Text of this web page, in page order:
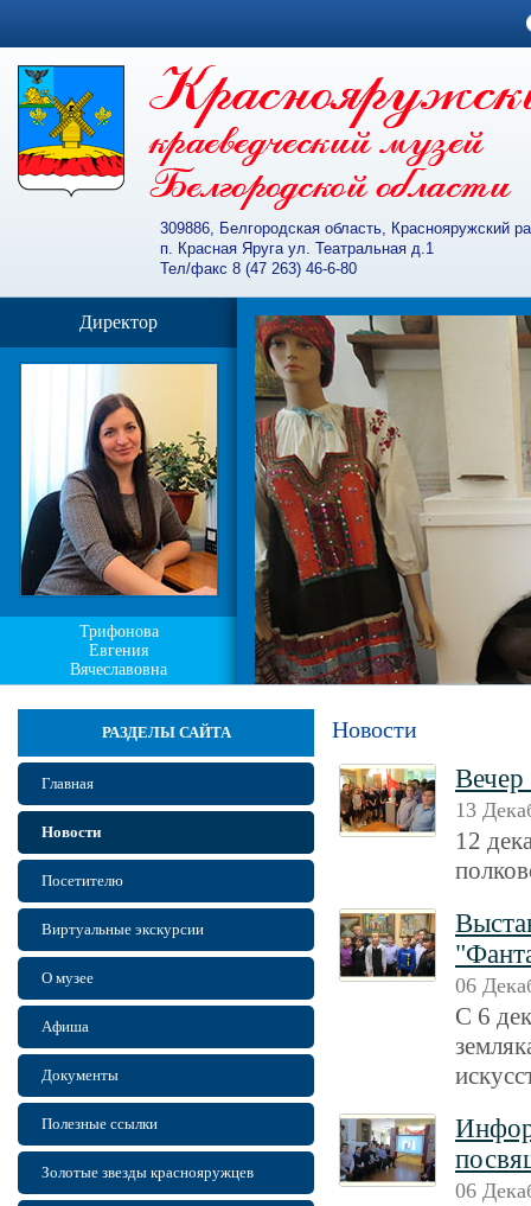
309886, Белгородская область, Краснояружский
п. Красная Яруга ул. Театральная д.1
Тел/факс 8 (47 263) 46-6-80
Директор
Трифонова
Евгения
Вячеславовна
РАЗДЕЛЫ САЙТА
Главная
Новости
Посетителю
Виртуальные экскурсии
О музее
Афиша
Документы
Полезные ссылки
Золотые звезды краснояружцев
Новости
13
12
06
С 6
06